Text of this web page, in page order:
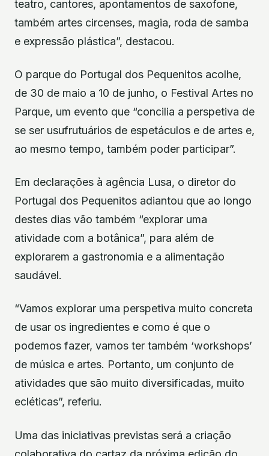
teatro, cantores, apontamentos de saxofone,
também artes circenses, magia, roda de samba
e expressão plástica”, destacou.
O parque do Portugal dos Pequenitos acolhe,
de 30 de maio a 10 de junho, o Festival Artes no
Parque, um evento que “concilia a perspetiva de
se ser usufrutuários de espetáculos e de artes e,
ao mesmo tempo, também poder participar”.
Em declarações à agência Lusa, o diretor do
Portugal dos Pequenitos adiantou que ao longo
destes dias vão também “explorar uma
atividade com a botânica”, para além de
explorarem a gastronomia e a alimentação
saudável.
“Vamos explorar uma perspetiva muito concreta
de usar os ingredientes e como é que o
podemos fazer, vamos ter também ‘workshops’
de música e artes. Portanto, um conjunto de
atividades que são muito diversificadas, muito
ecléticas”, referiu.
Uma das iniciativas previstas será a criação